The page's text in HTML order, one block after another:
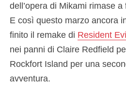
dell’opera di Mikami rimase
E così questo marzo ancora
finito il remake di Resident
nei panni di Claire Redfield
Rockfort Island per una
avventura.